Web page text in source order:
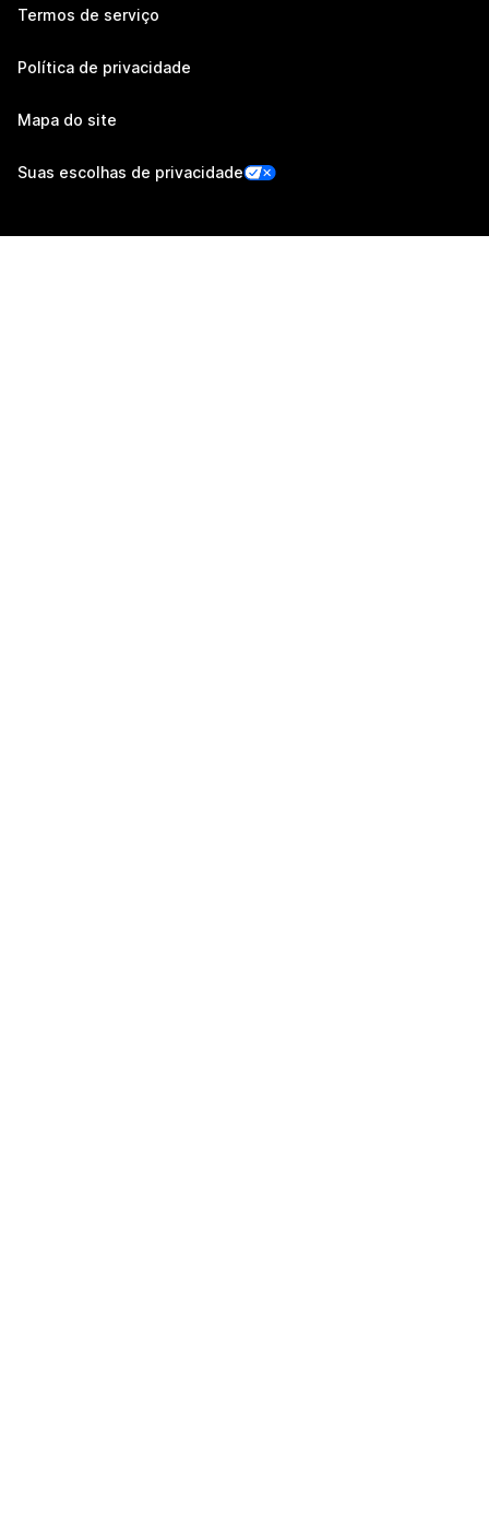
Termos de serviço
Política de privacidade
Mapa do site
Suas escolhas de privacidade